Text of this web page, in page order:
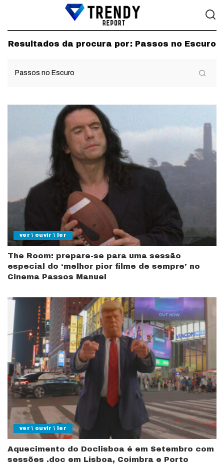
Resultados da procura por: Passos no Escuro
ver \ ouvir \ ler
The Room: prepare-se para uma sessão
especial do ‘melhor pior filme de sempre’ no
Cinema Passos Manuel
ver \ ouvir \ ler
Aquecimento do Doclisboa é em Setembro com
sessões .doc em Lisboa, Coimbra e Porto